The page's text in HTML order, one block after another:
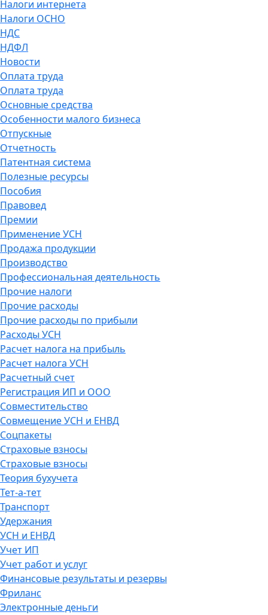
Налоги интернета
Налоги ОСНО
НДС
НДФЛ
Новости
Оплата труда
Оплата труда
Основные средства
Особенности малого бизнеса
Отпускные
Отчетность
Патентная система
Полезные ресурсы
Пособия
Правовед
Премии
Применение УСН
Продажа продукции
Производство
Профессиональная деятельность
Прочие налоги
Прочие расходы
Прочие расходы по прибыли
Расходы УСН
Расчет налога на прибыль
Расчет налога УСН
Расчетный счет
Регистрация ИП и ООО
Совместительство
Совмещение УСН и ЕНВД
Соцпакеты
Страховые взносы
Страховые взносы
Теория бухучета
Тет-а-тет
Транспорт
Удержания
УСН и ЕНВД
Учет ИП
Учет работ и услуг
Финансовые результаты и резервы
Фриланс
Электронные деньги